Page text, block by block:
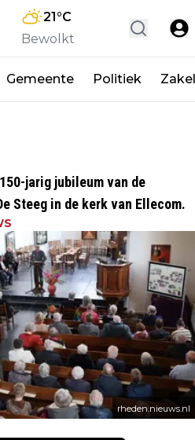
21°C
Bewolkt
Gemeente Politiek
jarig jubileum van de
Steeg in de kerk van Ellecom.
rheden.nieuws.nl